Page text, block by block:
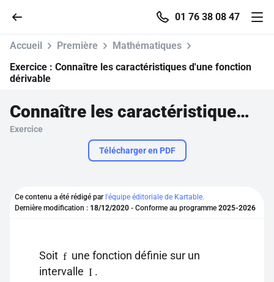
01 76 38 08 47
Parcourir
Se connecter
Pour profiter de 10 contenus offerts.
Accueil Première
Mathématiques
Exercice : Connaître les caractéristiques d'une fonction
dérivable
Connaître les caractéristiques d'une fonction dérivable
Exercice
Télécharger en PDF
Ce contenu a été rédigé par l'équipe éditoriale de Kartable.
Dernière modification : 18/12/2020 - Conforme au programme 2025-2026
Soit f une fonction définie sur un
intervalle I .